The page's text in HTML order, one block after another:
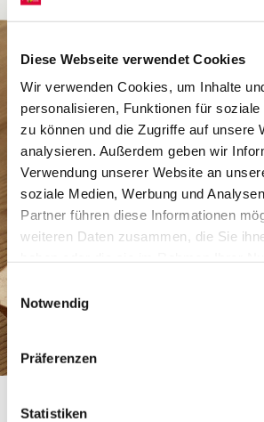
Diese Webseite verwendet Cookies
Wir verwenden Cookies, um Inhalte
personalisieren, Funktionen für soziale
zu können und die Zugriffe auf unsere
analysieren. Außerdem geben wir
Verwendung unserer Website an
soziale Medien, Werbung und
Partner führen diese Informationen
weiteren Daten zusammen, die Sie
Datenschutzhinweisen
mehr
personenbezogene Daten verarbeiten.
Impressum.
Notwendig
Präferenzen
Statistiken